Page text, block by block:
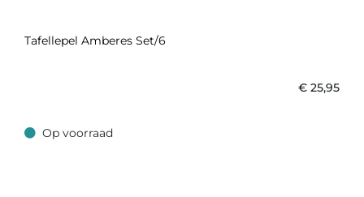
Tafellepel Amberes Set/6
€ 25,95
Op voorraad
Op voorraad